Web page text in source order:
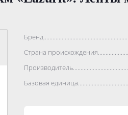
Страна
Базовая